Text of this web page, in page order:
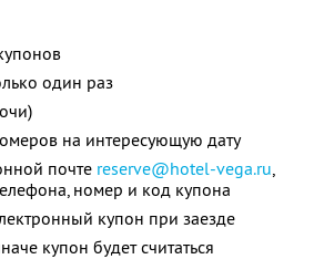
один раз
на интересующую дату
почте reserve@hotel-vega.ru,
номер и код купона
купон при заезде
купон будет считаться